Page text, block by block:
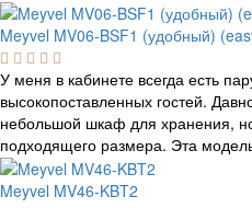
Meyvel MV06-BSF1 (удобный)
У меня в кабинете всегда есть
высокопоставленных гостей.
небольшой шкаф для хранения,
подходящего размера. Эта
Meyvel MV46-KBT2